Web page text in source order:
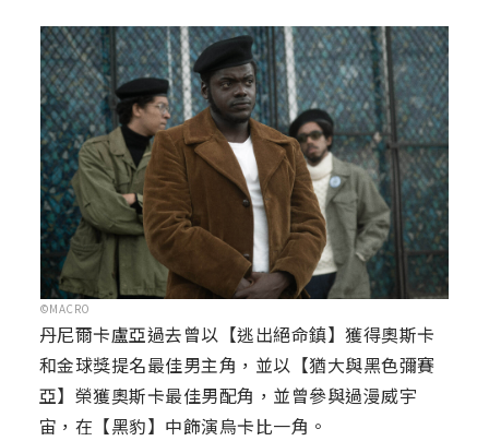
©MACRO
丹尼爾卡盧亞過去曾以【逃出絕命鎮】獲得奧斯卡
和金球獎提名最佳男主角，並以【猶大與黑色彌賽
亞】榮獲奧斯卡最佳男配角，並曾參與過漫威宇
宙，在【黑豹】中飾演烏卡比一角。